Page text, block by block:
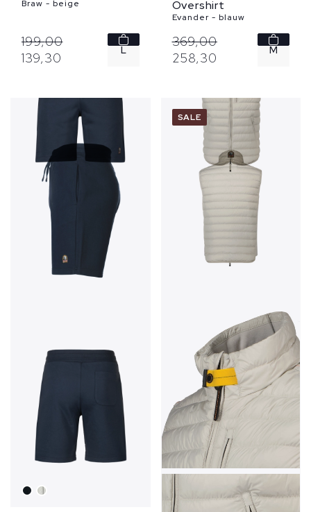
Braw - beige
199,00
139,30 L
XXL
Overshirt
Evander - blauw
369,00
258,30 M
SALE